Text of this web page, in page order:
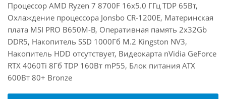
Процессор AMD Ryzen 7 8700F 16x5.0 ГГц TDP 65Вт,
Охлаждение процессора Jonsbo CR-1200E, Материнская
плата MSI PRO B650M-B, Оперативная память 2x32Gb
DDR5, Накопитель SSD 1000Гб M.2 Kingston NV3,
Накопитель HDD отсутствует, Видеокарта nVidia GeForce
RTX 4060Ti 8Гб TDP 160Вт mP55, Блок питания ATX
600Вт 80+ Bronze